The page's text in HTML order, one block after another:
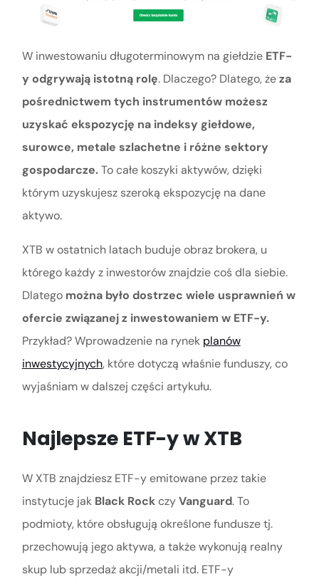
W inwestowaniu długoterminowym na giełdzie ETF-
y odgrywają istotną rolę. Dlaczego? Dlatego, żeza
pośrednictwem tych instrumentów możesz
uzyskać ekspozycję na indeksy giełdowe,
surowce, metale szlachetne i różne sektory
gospodarcze.To całe koszyki aktywów, dzięki
którym uzyskujesz szeroką ekspozycję na dane
aktywo.
XTB w ostatnich latach buduje obraz brokera, u
którego każdy z inwestorów znajdzie coś dla siebie.
Dlatego można było dostrzec wiele usprawnień w
ofercie związanej z inwestowaniem w ETF-y.
Przykład? Wprowadzenie na rynek planów
inwestycyjnych, które dotyczą właśnie funduszy, co
wyjaśniam w dalszej części artykułu.
Najlepsze ETF-y w XTB
W XTB znajdziesz ETF-y emitowane przez takie
instytucje jak Black RockczyVanguard. To
podmioty, które obsługują określone fundusze tj.
przechowują jego aktywa, a także wykonują realny
skup lub sprzedaż akcji/metali itd. ETF-y